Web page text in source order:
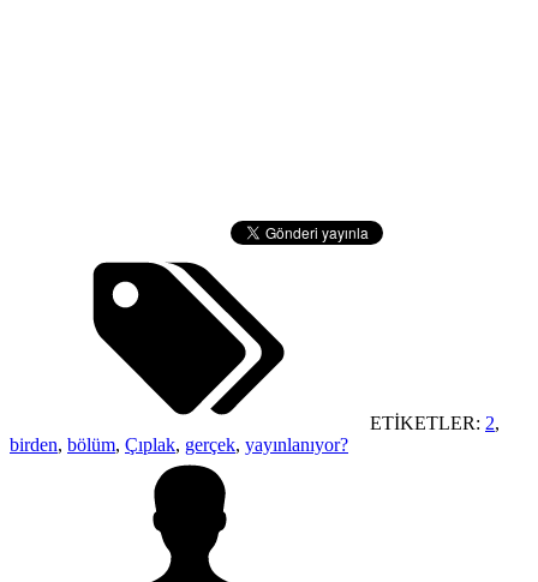
ETİKETLER: 2,
birden, bölüm, Çıplak, gerçek, yayınlanıyor?